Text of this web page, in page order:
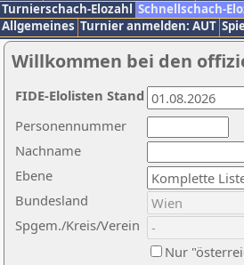
Turnierschach-Elozahl Schnellschach-
Allgemeines Turnier anmelden: AUT
Willkommen bei den
Nachname
Ebene
Personennummer
Bundesland
Spgem./Kreis/Verein
Nur
FIDE-Elolisten Stand